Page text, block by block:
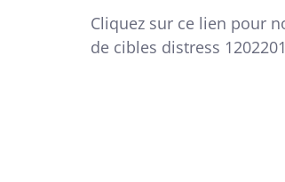
Cliquez sur ce lien pour
de cibles distress